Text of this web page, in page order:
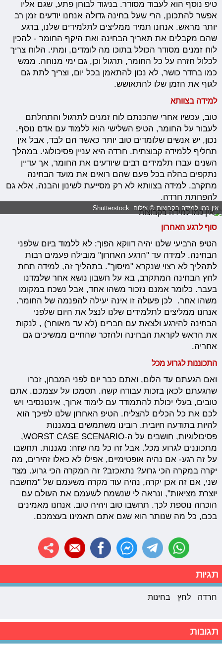
טיפ נוסף הוא לעבוד מסודר. בניגוד לבוחן פתע, שגם אליו
אפשר להתכונן, הרי שעל בחינה גדולה אנחנו יודעים זמן רב
יותר מראש. אנחנו תמיד ממליצים לתלמידים שלנו, ברגע
שהם מקבלים את תאריך הבחינה ואת היקף החומר - להכין
לוח זמנים מסודר הכולל בתוכו מה לומדים, ומתי. הלוח צריך
לכלול חזרה על כל החומר, תרגול וכן, גם ימי מנוחה. ממש
כמו בחדר כושר, לא נכון להתאמן בכל יום, וצריך לתת גם
לגוף את הזמן שלו להתאושש.
למידה בצוותא
טוב, עכשיו אחרי שהכנתם לוח זמנים לתרגול והתחלתם
לעבור על החומר, הטיפ השלישי הוא ללמוד עם אדם נוסף.
נכון, יש אנשים שלומדים טוב יותר כאשר הם לבד, אבל אין
תחליף ללמידה קבוצתית. חרדה היא עניין פסיכולוגי. במהלך
השנים עברו תלמידים רבים שיודעים את החומר, אך עדיין
נתקפים בהלה בכל פעם שהם רואים את מועד הבחינה
מתקרב. למידה בצוותא לא רק מסייעת לשינון והבנה, אלא גם
להפחתת חרדה.
אין כמו למידה בקבוצות © צילום: Shutterstock
סוף לרגע האחרון
הטיפ הרביעי שלנו יהיה דווקא הפוך: לא ללמוד ביום שלפני
הבחינה. למידה עד "הרגע האחרון" מובילה פעמים רבות
לתהליך לא רצוי שנקרא "מיסוך". בתהליך זה, למידה תחת
לחץ הבחינה המתקרב, בא על חשבון נושא אחר שלמדנו
בעבר. כלומר אמנם נזכור משהו אחד, אבל נשכח במקומו
משהו אחר. לכן פעולה זו אינה יעילה להפנמה של החומר.
אנחנו ממליצים לתלמידים שלנו לנצל את היום שלפני
הבחינה להירגע ולצאת עם חברים (לא עד מאוחר) , לנקות
את הראש לקראת הבחינה ולהזכר שהחיים ממשיכים גם
אחריה.
התכוננות לגרוע מכל
ואם הגעתם עד הלום, ואתם כבר יום לפני המבחן, זכרו
שהגעתם לכאן בזכות עבודה קשה. תסמכו על עצמכם. אתם
טובים, בעלי יכולת להתמודד עם לימוד ארוך, אינטנסיבי ויש
לכם את כל הכלים להצליח. הטיפ האחרון שלנו לפיכך הוא
להיות בתודעה חיובית. רובינו משתמשים במגננות
פסיכולוגיות, חושבים על ה-WORST CASE SCENARIO,
מתכוננים לגרוע מכל. אבל זה כל מה שזה: מגננות. תחשבו
על זה רגע- אם נהיה אופטימיים, אפילו לא כאלו זהירים, מה
יקרה במקרה הכי גרוע? נתאכזב? זה המקרה הכי גרוע. מצד
שני, אם זה אכן יקרה, נהיה עוד מקרה משעמם של "מחשבה
יוצרת מציאות", ונראה לי שנשמח לשעמם את העולם עם
הוכחה נוספת לכך. תחשבו טוב ויהיה טוב. אנחנו מאמינים
בכם, כל מה שנותר הוא שגם אתם תאמינו בעצמכם.
תגיות
חרדה לחץ בחינות
תגובות